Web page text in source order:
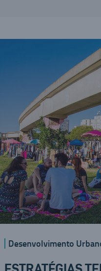
Desenvolvimento